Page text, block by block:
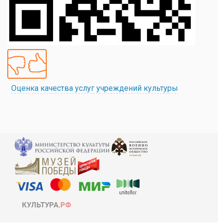
Оценка качества услуг учреждений культуры